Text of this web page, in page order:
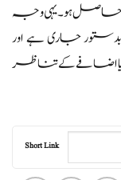
حاصل ہو۔ یہی وجہ
جاری ہے اور
یا اضافے کے تناظر
Short Link